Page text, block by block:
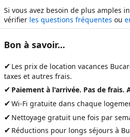
Si vous avez besoin de plus amples
vérifier les questions fréquentes ou
Bon à savoir...
✔ Les prix de location vacances
taxes et autres frais.
✔ Paiement à l'arrivée. Pas de
✔Wi-Fi gratuite dans chaque
✔ Nettoyage gratuit une fois par
✔ Réductions pour longs séjours à